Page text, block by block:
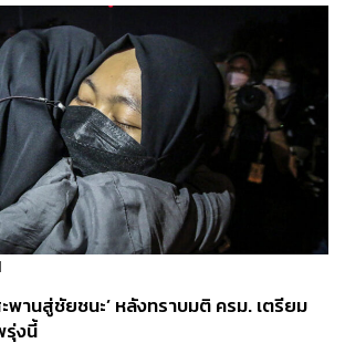
ะพานสู่ชัยชนะ’ หลังทราบมติ ครม. เตรียม
รุ่งนี้